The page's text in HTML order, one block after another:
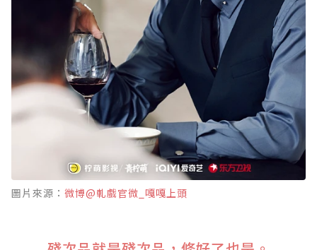
圖片來源： 微博@軋戲官微_嘎嘎上頭